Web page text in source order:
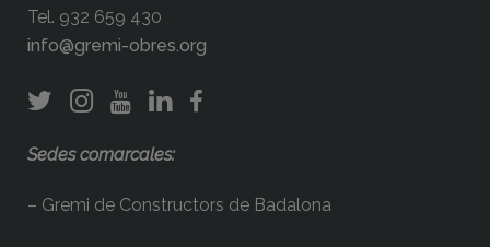
Tel. 932 659 430
info@gremi-obres.org
Sedes comarcales:
– Gremi de Constructors de Badalona